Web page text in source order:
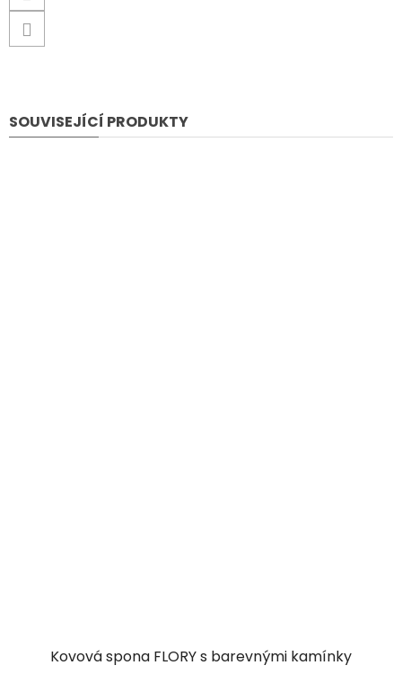
SOUVISEJÍCÍ PRODUKTY
Kovová spona FLORY s barevnými kamínky